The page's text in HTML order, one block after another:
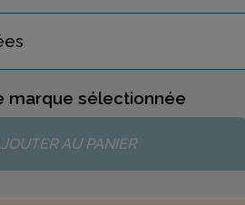
s
marque sélectionnée
AU PANIER